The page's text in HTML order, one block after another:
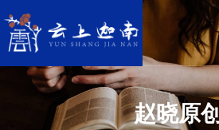
赵晓原创